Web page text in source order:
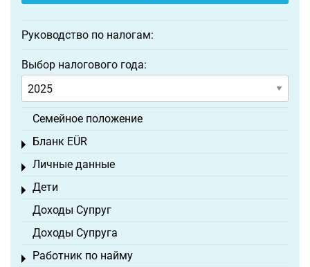
Руководство по налогам:
Выбор налогового года:
Семейное положение
Бланк EÜR
Toggle menu
Личные данные
Toggle menu
Дети
Toggle menu
Доходы Супруг
Доходы Супруга
Работник по найму
Toggle menu